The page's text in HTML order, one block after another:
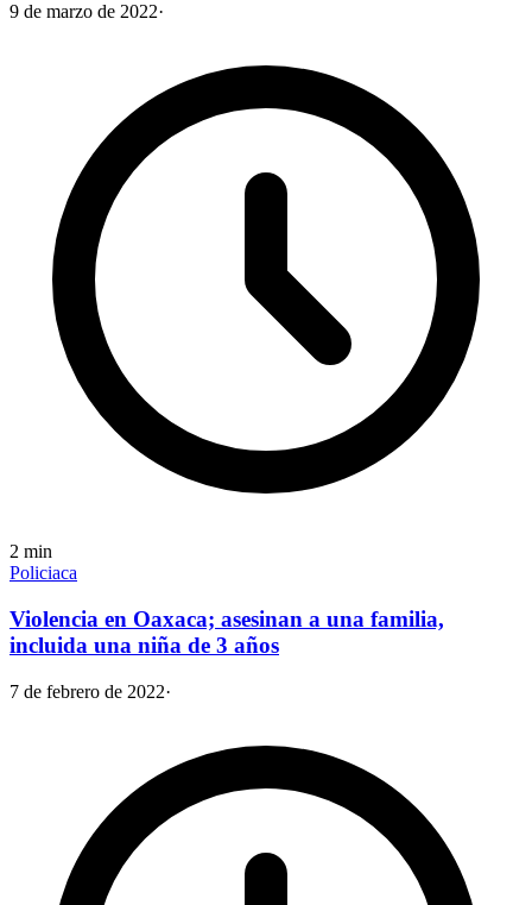
9 de marzo de 2022·
2 min
Policiaca
Violencia en Oaxaca; asesinan a una familia,
incluida una niña de 3 años
7 de febrero de 2022·